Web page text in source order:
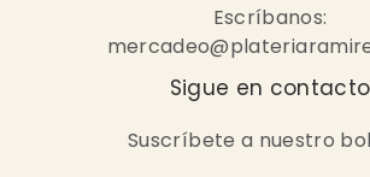
Escríbanos:
Sigue en contacto
Suscríbete a nuestro